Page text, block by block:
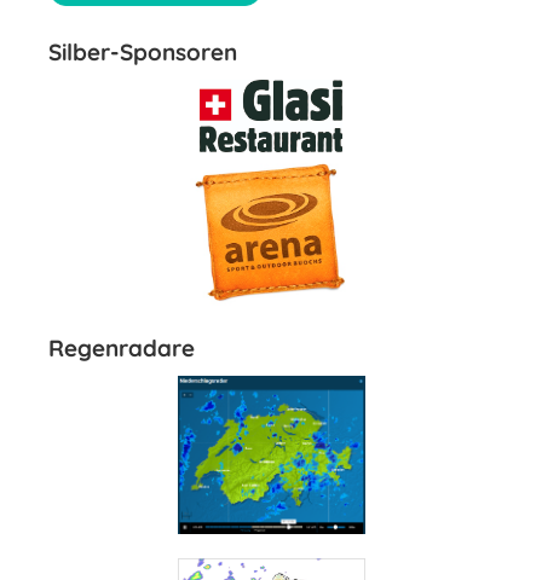
Silber-Sponsoren
Regenradare